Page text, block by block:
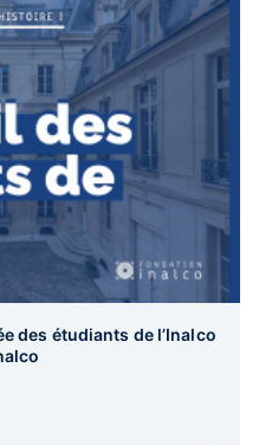
des étudiants de l’Inalco